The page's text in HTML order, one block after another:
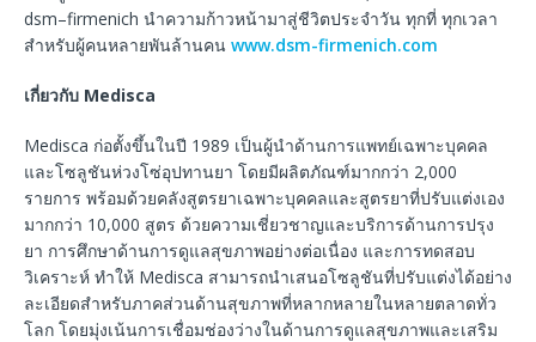
dsm–firmenich นำความก้าวหน้ามาสู่ชีวิตประจำวัน ทุกที่ ทุกเวลา
สำหรับผู้คนหลายพันล้านคน www.dsm-firmenich.com
เกี่ยวกับ Medisca
Medisca ก่อตั้งขึ้นในปี 1989 เป็นผู้นำด้านการแพทย์เฉพาะบุคคล
และโซลูชันห่วงโซ่อุปทานยา โดยมีผลิตภัณฑ์มากกว่า 2,000
รายการ พร้อมด้วยคลังสูตรยาเฉพาะบุคคลและสูตรยาที่ปรับแต่งเอง
มากกว่า 10,000 สูตร ด้วยความเชี่ยวชาญและบริการด้านการปรุง
ยา การศึกษาด้านการดูแลสุขภาพอย่างต่อเนื่อง และการทดสอบ
วิเคราะห์ ทำให้ Medisca สามารถนำเสนอโซลูชันที่ปรับแต่งได้อย่าง
ละเอียดสำหรับภาคส่วนด้านสุขภาพที่หลากหลายในหลายตลาดทั่ว
โลก โดยมุ่งเน้นการเชื่อมช่องว่างในด้านการดูแลสุขภาพและเสริม